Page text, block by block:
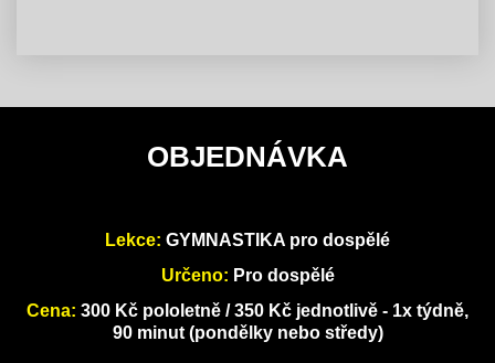
OBJEDNÁVKA
Lekce: GYMNASTIKA pro dospělé
Určeno: Pro dospělé
Cena: 300 Kč pololetně / 350 Kč jednotlivě - 1x týdně,
90 minut (pondělky nebo středy)